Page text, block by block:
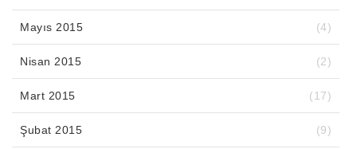
Mayıs 2015 (4)
Nisan 2015 (2)
Mart 2015 (17)
Şubat 2015 (9)